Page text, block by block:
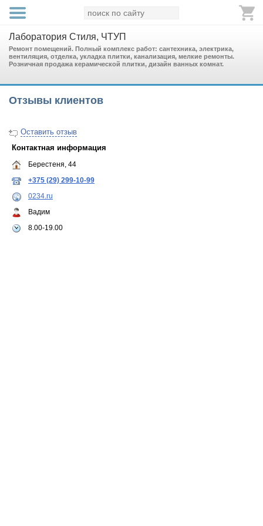
Лаборатория Стиля, ЧТУП
Ремонт помещений. Полный комплекс работ: сантехника, электрика,
вентиляция, отделка, укладка плитки, канализация, мелкие ремонты.
Розничная продажа керамической плитки, дизайн ванных комнат.
Отзывы клиентов
Оставить отзыв
Контактная информация
Берестеня, 44
+375 (29) 299-10-99
0234.ru
Вадим
8.00-19.00